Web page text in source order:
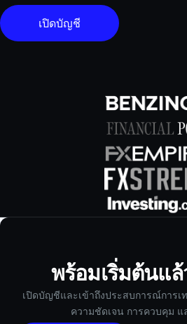
เปิดบัญชี
พร้อมเริ่มต้นแล้
เปิดบัญชีและเข้าถึงประสบการณ์การเ
ความชัดเจน การควบคุม แ